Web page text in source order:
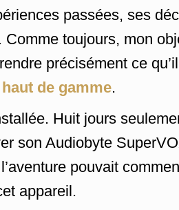
passées, ses
toujours, mon
précisément ce qu’il
de gamme.
Huit jours
son Audiobyte
pouvait
appareil.